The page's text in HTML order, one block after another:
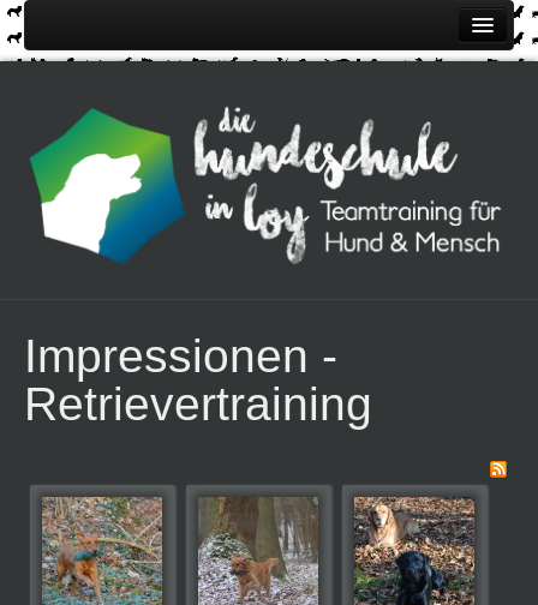
Home
Über uns
Kurse
Kontakt
Impressionen
Impressionen -
Retrievertraining